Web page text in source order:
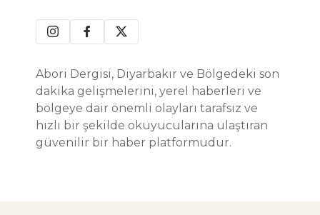
Abori Dergisi, Diyarbakır ve Bölgedeki son
dakika gelişmelerini, yerel haberleri ve
bölgeye dair önemli olayları tarafsız ve
hızlı bir şekilde okuyucularına ulaştıran
güvenilir bir haber platformudur.